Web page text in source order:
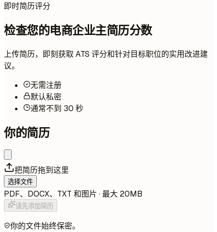
即时简历评分
检查您的电商企业主简历分数
上传简历，即刻获取 ATS 评分和针对目标职位的实用改进建
议。
无需注册
默认私密
通常不到 30 秒
你的简历
把简历拖到这里
选择文件
PDF、DOCX、TXT 和图片 · 最大 20MB
请先添加简历
你的文件始终保密。